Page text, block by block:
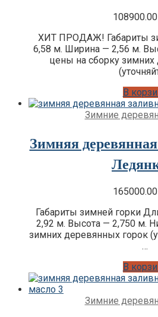
108900.00
ХИТ ПРОДАЖ! Габариты
6,58 м. Ширина — 2,56 м.
цены на сборку
В
Зимние
Зимняя
165000.00
Габариты зимней горки
2,92 м. Высота — 2,750 м.
зимних деревянных горок
…
В
Зимние